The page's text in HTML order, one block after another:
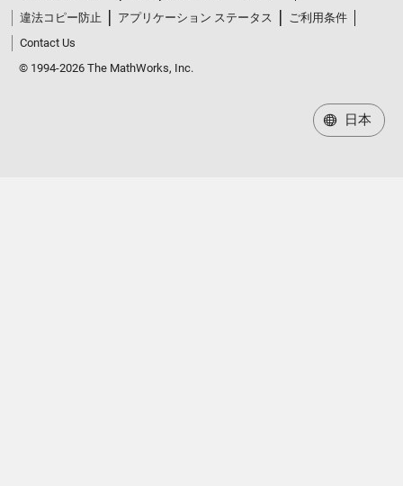
違法コピー防止
アプリケーション ステータス
ご利用条件
Contact Us
© 1994-2026 The MathWorks, Inc.
日本